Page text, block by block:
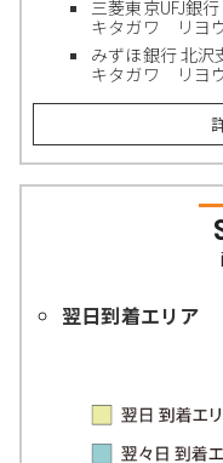
三菱東京UFJ銀
キタガワ リヨ
みずほ銀行 北沢
キタガワ リヨ
翌日到着エリア